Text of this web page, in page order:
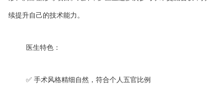
续提升自己的技术能力。
医生特色：
✅ 手术风格精细自然，符合个人五官比例